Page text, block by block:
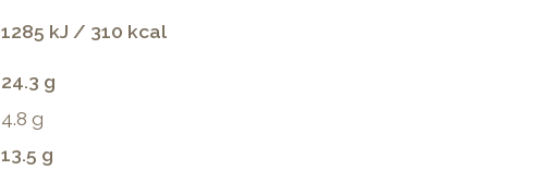
1285 kJ / 310 kcal
24.3 g
4.8 g
13.5 g